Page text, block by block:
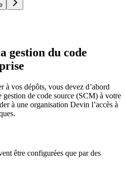
gestion du code
à vos dépôts, vous devez d’abord
gestion de code source (SCM) à votre
à une organisation Devin l’accès à
être configurées que par des